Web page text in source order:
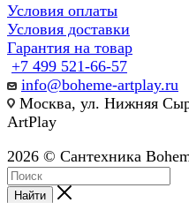
Условия оплаты
Условия доставки
Гарантия на товар
+7 499 521-66-57
info@boheme-artplay.ru
Москва, ул. Нижняя
ArtPlay
2026 © Сантехника
Найти